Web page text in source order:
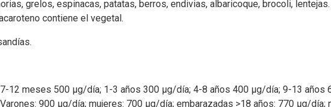
grelos, espinacas, patatas, berros, endivias, albaricoque, brocoli,
contiene el vegetal.
12 meses 500 μg/día; 1-3 años 300 μg/día; 4-8 años 400 μg/día; 9-13 años
900 μg/día; mujeres: 700 μg/día; embarazadas >18 años: 770 μg/día;